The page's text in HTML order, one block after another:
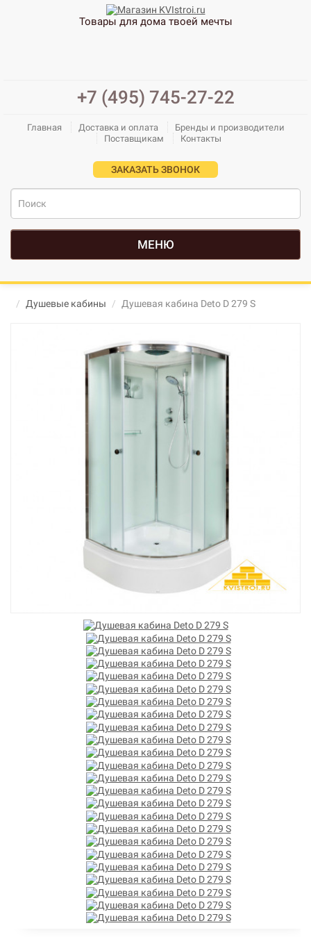
Товары для дома твоей мечты
+7 (495) 745-27-22
Главная Доставка и оплата
Бренды и производители
Поставщикам
Контакты
ЗАКАЗАТЬ ЗВОНОК
МЕНЮ
Душевые кабины Душевая кабина Deto D 279 S